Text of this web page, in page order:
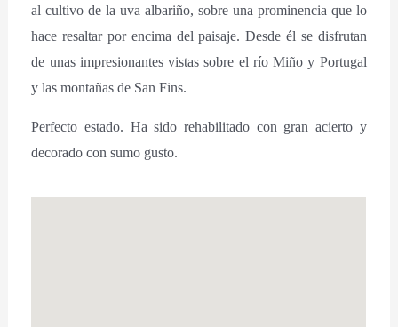
al cultivo de la uva albariño, sobre una prominencia que lo
hace resaltar por encima del paisaje. Desde él se disfrutan
de unas impresionantes vistas sobre el río Miño y Portugal
y las montañas de San Fins.
Perfecto estado. Ha sido rehabilitado con gran acierto y
decorado con sumo gusto.